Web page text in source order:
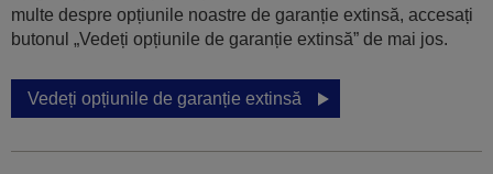
multe despre opțiunile noastre de garanție extinsă, accesați
butonul „Vedeți opțiunile de garanție extinsă” de mai jos.
Vedeți opțiunile de garanție extinsă